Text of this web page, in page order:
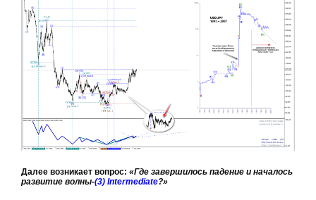
Далее возникает вопрос: «Где завершилось падение и началось
развитие волны-(3) Intermediate?»